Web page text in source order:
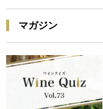
マガジン